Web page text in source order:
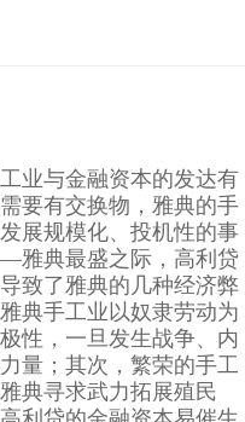
业与金融资本的发达有
要有交换物，雅典的手
展规模化、投机性的事
雅典最盛之际，高利贷
致了雅典的几种经济弊
典手工业以奴隶劳动为
性，一旦发生战争、内
量；其次，繁荣的手工
典寻求武力拓展殖民